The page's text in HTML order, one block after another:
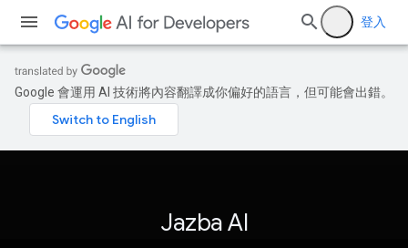
登入
Google 會運用 AI 技術將內容翻譯成你偏好的語言，但可能會出錯。
Jazba AI